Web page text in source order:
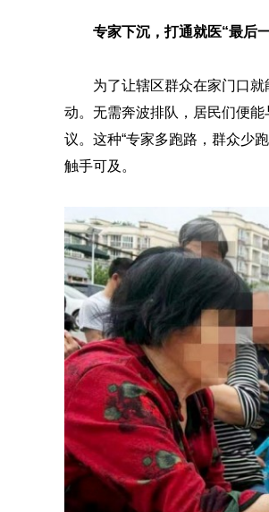
专家下沉，打通就医“最后
为了让辖区群众在家门口
动。无需奔波排队，居民们便
议。这种“专家多跑路，群众少
触手可及。